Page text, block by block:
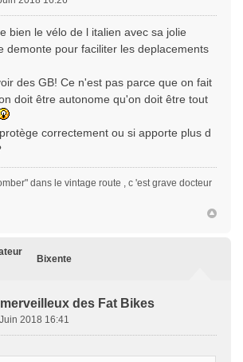
bien le vélo de l italien avec sa jolie
demonte pour faciliter les deplacements
des GB! Ce n'est pas parce que on fait
doit être autonome qu'on doit être tout
correctement ou si apporte plus d
dans le vintage route , c 'est grave docteur
Bixente
des Fat Bikes
2018 16:41